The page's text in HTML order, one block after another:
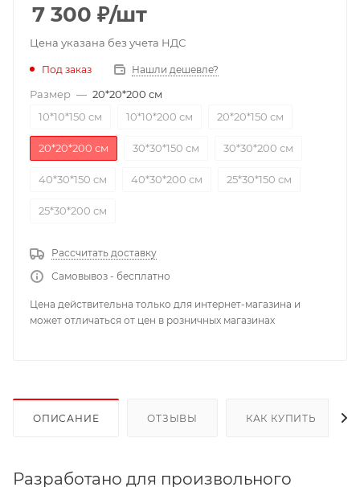
7 300 ₽/шт
Цена указана без учета НДС
Под заказ Нашли дешевле?
Размер — 20*20*200 см
10*10*150 см
10*10*200 см 20*20*150 см
20*20*200 см 30*30*150 см 30*30*200 см
40*30*150 см 40*30*200 см 25*30*150 см
25*30*200 см
Рассчитать доставку
Самовывоз - бесплатно
Цена действительна только для интернет-магазина и
может отличаться от цен в розничных магазинах
ОПИСАНИЕ ОТЗЫВЫ КАК КУПИТЬ
Разработано для произвольного